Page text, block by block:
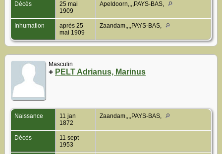
Décès
25 mai
1909
Apeldoorn,,,,PAYS-BAS,
Inhumation
après 25
mai 1909
Zaandam,,,,PAYS-BAS,
Masculin
+ PELT Adrianus, Marinus
Naissance
11 jan
1872
Zaandam,,,,PAYS-BAS,
Décès
11 sept
1953